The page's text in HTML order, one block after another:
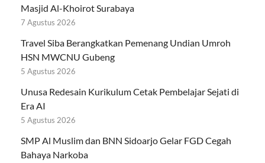
Masjid Al-Khoirot Surabaya
7 Agustus 2026
Travel Siba Berangkatkan Pemenang Undian Umroh
HSN MWCNU Gubeng
5 Agustus 2026
Unusa Redesain Kurikulum Cetak Pembelajar Sejati di
Era AI
5 Agustus 2026
SMP Al Muslim dan BNN Sidoarjo Gelar FGD Cegah
Bahaya Narkoba